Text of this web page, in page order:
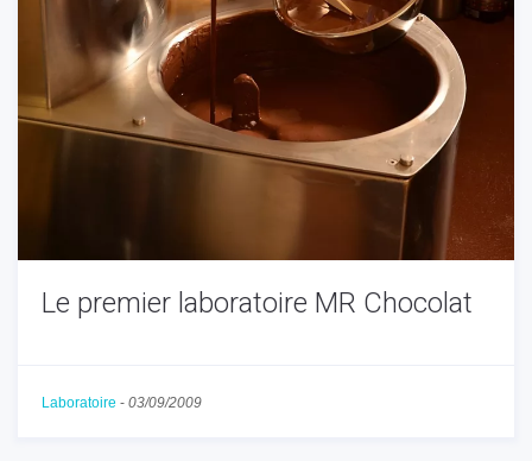
Le premier laboratoire MR Chocolat
Laboratoire - 03/09/2009